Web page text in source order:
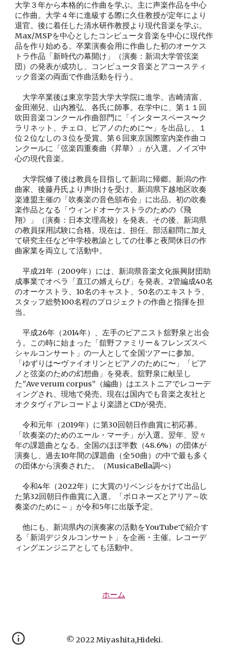
大学３年から本格的に作曲を学ぶ。主に声楽作品を中心
に作曲。大学４年に進級する際に久住教授が定年により
退官。後に着任した清水研作教授より現代音楽を学ぶ。
Max/MSPを中心とした コンピュータ音楽を中心に現代作
品を作り始める。卒業演奏会用に作曲した初のオーケス
トラ作品「新時代の幕開け」（演奏：新潟大学管弦楽
団）の発表が成功し、コンピュータ音楽とアコースティ
ック音楽の両面で作曲活動を行う。
大学卒業後は東京学芸大学大学院に進学。吉崎清富、
金田潮兒、山内雅弘、各氏に師事。在学中に、第１１回
吹田音楽コンクール作曲部門に「インタースペース〜ク
ラリネット、チェロ、ピアノのために〜」を出品し、１
位２位なしの３位を受賞。第６回東京国際室内楽作曲コ
ンクールに「弦楽四重奏曲《昇華》」が入選。ノイズ中
心の現代音楽。
大学院修了後は教員を目指して新潟に帰郷。新潟の作
曲家、後藤丹氏より声掛けを受け、新潟県下越地区吹奏
楽連盟主催の「吹奏楽の音色頒布会」に出品。初の吹奏
楽作品となる「ウィンドオーケストラのための《飛
翔》」（演奏：日本文理高校）を発表。その後、新潟県
の教員採用試験に合格。現在は、担任、部活顧問に加え
て研究主任など中学校教諭としての仕事と夜間休日の作
曲家業を両立して活動中。
平成21年（2009年）には、新潟県音楽文化振興財団助
成事業でオペラ「直江の婿えらび」を発表。2管編成40名
のオーケストラ、10名のキャスト、50名のエキストラ、
スタッフ総勢100名程のプロジェクトの作曲と指揮を担
当。
平成26年（2014年）、左手のピアニスト舘野泉と出会
う。この時に始まった「舘野ファミリー＆フレンズスペ
シャルコンサート」の一人として全国ツアーに参加。
「ゆずりは〜ヴァイオリンとピアノのために〜」「ピア
ノと弦楽のための幻想曲」を発表。舘野泉に献呈し
た”Ave verum corpus”（編曲）はエストニアでレコーデ
ィングされ、現地で発売。現在は国内でも音楽之友社と
オクタヴィアレコードより楽譜とCDが発売。
令和元年（2019年）に第30回朝日作曲賞に初応募。
「吹奏楽のためのエール・マーチ」が入選。翌年、翌々
年の課題曲となる。全国のほぼ半数（48.6%）の団体が
演奏し、過去10年間の課題曲（全50曲）の中で最も多く
の団体から演奏された。（MusicaBella調べ）
令和4年（2022年）に大賞のリベンジをかけて出品し
た第32回朝日作曲賞に入選。「ポロネーズとアリア～吹
奏楽のために～」が令和5年に出版予定。
他にも、 新潟県内の演奏家の活動をYouTubeで紹介す
る「新潟デジタルコンサート」を企画・主催。レコーデ
ィングエンジニアとしても活動中。
ホーム
©︎ 2022Miyashita,Hideki.